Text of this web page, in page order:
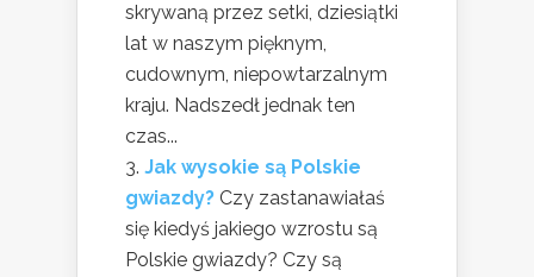
skrywaną przez setki, dziesiątki
lat w naszym pięknym,
cudownym, niepowtarzalnym
kraju. Nadszedł jednak ten
czas...
Jak wysokie są Polskie
gwiazdy? Czy zastanawiałaś
się kiedyś jakiego wzrostu są
Polskie gwiazdy? Czy są